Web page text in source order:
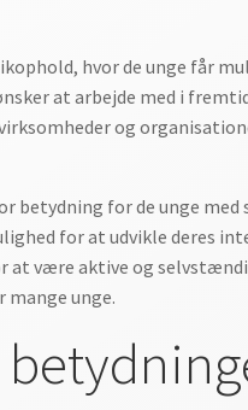
hvor de unge får
at arbejde med i
og
betydning for de unge
for at udvikle deres
at være aktive og
unge.